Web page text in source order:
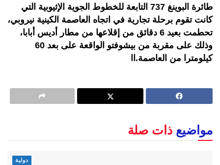
طائرة البوينغ 737 التابعة للخطوط الجوية الإثيوبية التي
كانت تقوم برحلة تجارية في اتجاه العاصمة الكينية نيروبي،
تحطمت بعيد 6 دقائق من إقلاعها من مطار أديس أبابا،
وذلك على مقربة من بيشوفتو الواقعة على بعد 60
كيلومترا من العاصمة.اا
مواضيع ذات صلة
دولية